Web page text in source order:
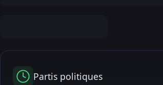
Partis politiques